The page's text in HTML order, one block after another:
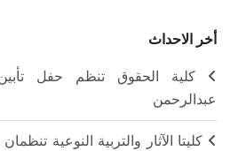
أخر الاحداث
كلية الحقوق تنظم حفل
عبدالرحمن
كليتا الآثار والتربية النوعية